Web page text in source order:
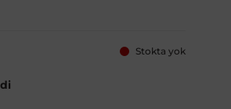
Stokta yok